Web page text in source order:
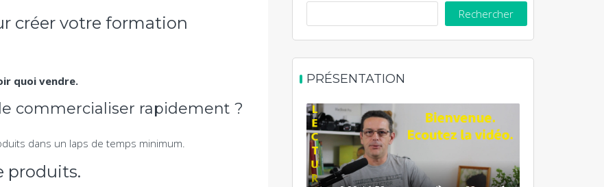
créer votre formation
quoi vendre.
commercialiser rapidement ?
dans un laps de temps minimum.
produits.
Rechercher
PRÉSENTATION